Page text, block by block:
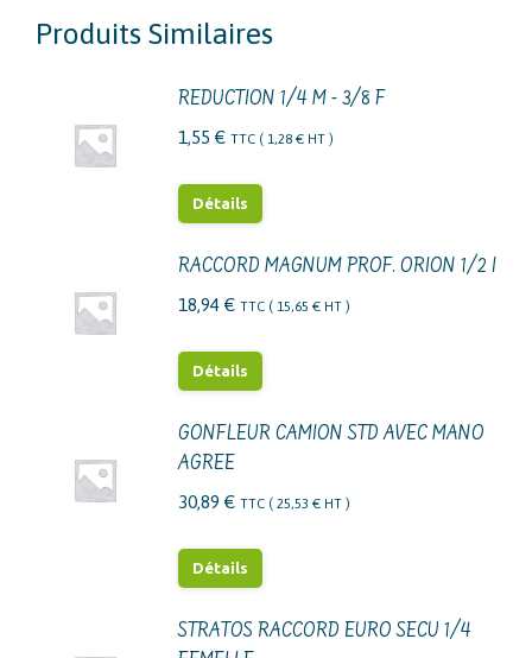
Produits Similaires
REDUCTION 1/4 M - 3/8 F
1,55 € TTC ( 1,28 € HT )
Détails
RACCORD MAGNUM PROF. ORION 1/2 I
18,94 € TTC ( 15,65 € HT )
Détails
GONFLEUR CAMION STD AVEC MANO
AGREE
30,89 € TTC ( 25,53 € HT )
Détails
STRATOS RACCORD EURO SECU 1/4